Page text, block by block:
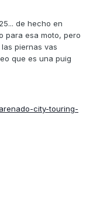
de hecho en
para esa moto, pero
piernas vas
que es una puig
city-touring-